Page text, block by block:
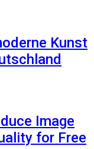
Kunst
Image
for Free